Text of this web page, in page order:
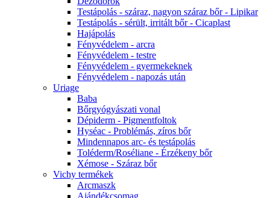
Testápolás - száraz, nagyon száraz bőr - Lipikar
Testápolás - sérült, irritált bőr - Cicaplast
Hajápolás
Fényvédelem - arcra
Fényvédelem - testre
Fényvédelem - gyermekeknek
Fényvédelem - napozás után
Uriage
Baba
Bőrgyógyászati vonal
Dépiderm - Pigmentfoltok
Hyséac - Problémás, zíros bőr
Mindennapos arc- és testápolás
Toléderm/Roséliane - Érzékeny bőr
Xémose - Száraz bőr
Vichy termékek
Arcmaszk
Ajándékcsomag